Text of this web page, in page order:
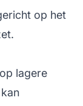
op het
lagere